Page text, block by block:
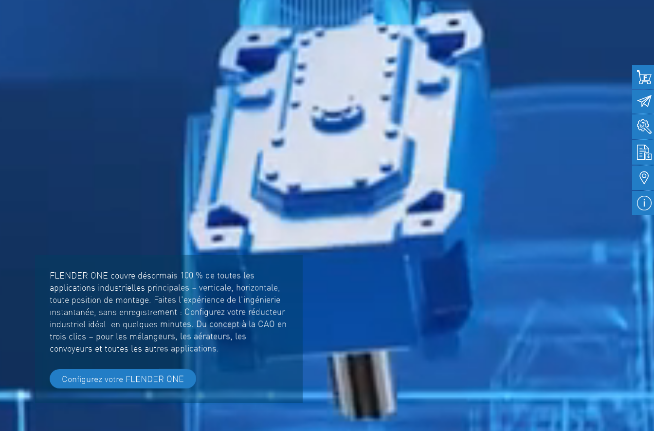
FLENDER ONE couvre désormais 100 % de toutes les
applications industrielles principales – verticale, horizontale,
toute position de montage. Faites l'expérience de l'ingénierie
instantanée, sans enregistrement : Configurez votre réducteur
industriel idéal en quelques minutes. Du concept à la CAO en
trois clics – pour les mélangeurs, les aérateurs, les
convoyeurs et toutes les autres applications.
Configurez votre FLENDER ONE